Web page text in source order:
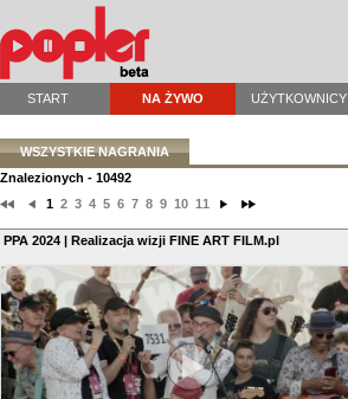
START NA ŻYWO UŻYTKOWNICY
WSZYSTKIE NAGRANIA
Znalezionych - 10492
1 2 3 4 5 6 7 8 9 10 11
PPA 2024 | Realizacja wizji FINE ART FILM.pl